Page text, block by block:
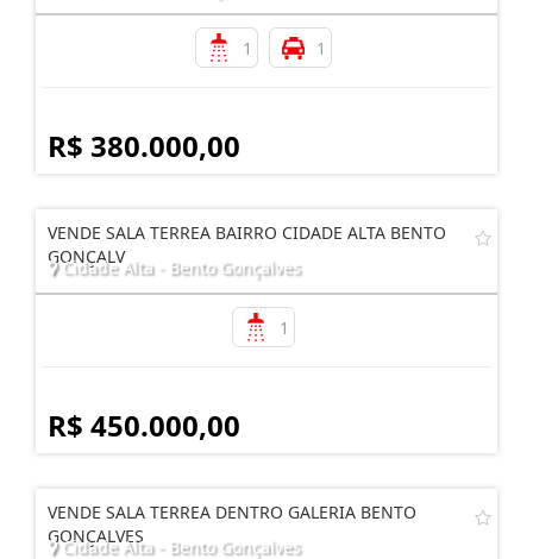
1 1
R$ 380.000,00
VENDE SALA TERREA BAIRRO CIDADE ALTA BENTO
GONÇALV
Cidade Alta - Bento Gonçalves
1
R$ 450.000,00
VENDE SALA TERREA DENTRO GALERIA BENTO
GONÇALVES
Cidade Alta - Bento Gonçalves